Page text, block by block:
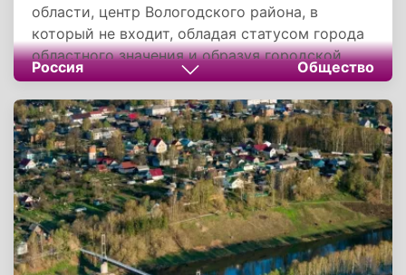
области, центр Вологодского района, в
который не входит, обладая статусом города
областного значения и образуя городской
округ муниципальное образование «Город
Вологда». Расположен в 450 километрах от
Москвы. Население города - 312 686 человек
на 2016 год. Важнейший транспортный
узел Северо-Запада России. День города
отмечается в последнюю субботу июня.
Россия Общество